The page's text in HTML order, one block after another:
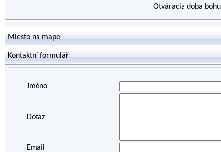
Otváracia doba
Miesto na mape
Kontaktní formulář
Jméno
Dotaz
Email